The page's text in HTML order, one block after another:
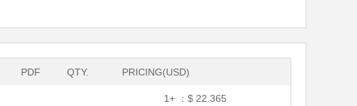
PDF QTY. PRICING(USD)
1+ ：$ 22.365